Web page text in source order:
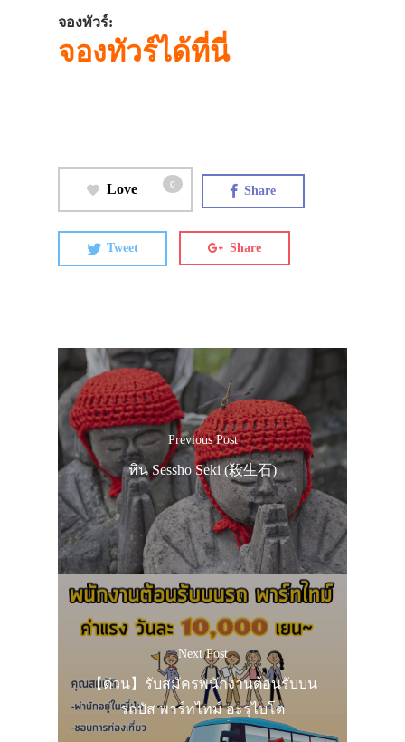
จองทัวร์:
จองทัวร์ได้ที่นี่
Love 0 Share
Tweet Share
Previous Post
หิน Sessho Seki (殺生石)
Next Post
【ด่วน】รับสมัครพนักงานต้อนรับบน
รถบัส พาร์ทไทม์ อะรุไบโต